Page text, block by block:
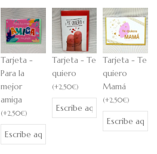
Tarjeta -
Para la
mejor
amiga
(+2,50€)
Tarjeta - Te
quiero
(+2,50€)
Tarjeta - Te
quiero
Mamá
(+2,50€)